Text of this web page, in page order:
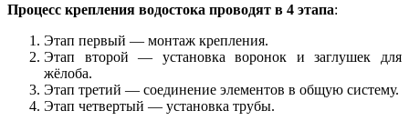
Процесс крепления водостока проводят в 4 этапа:
Этап первый — монтаж крепления.
Этап второй — установка воронок и заглушек для
жёлоба.
Этап третий — соединение элементов в общую систему.
Этап четвертый — установка трубы.